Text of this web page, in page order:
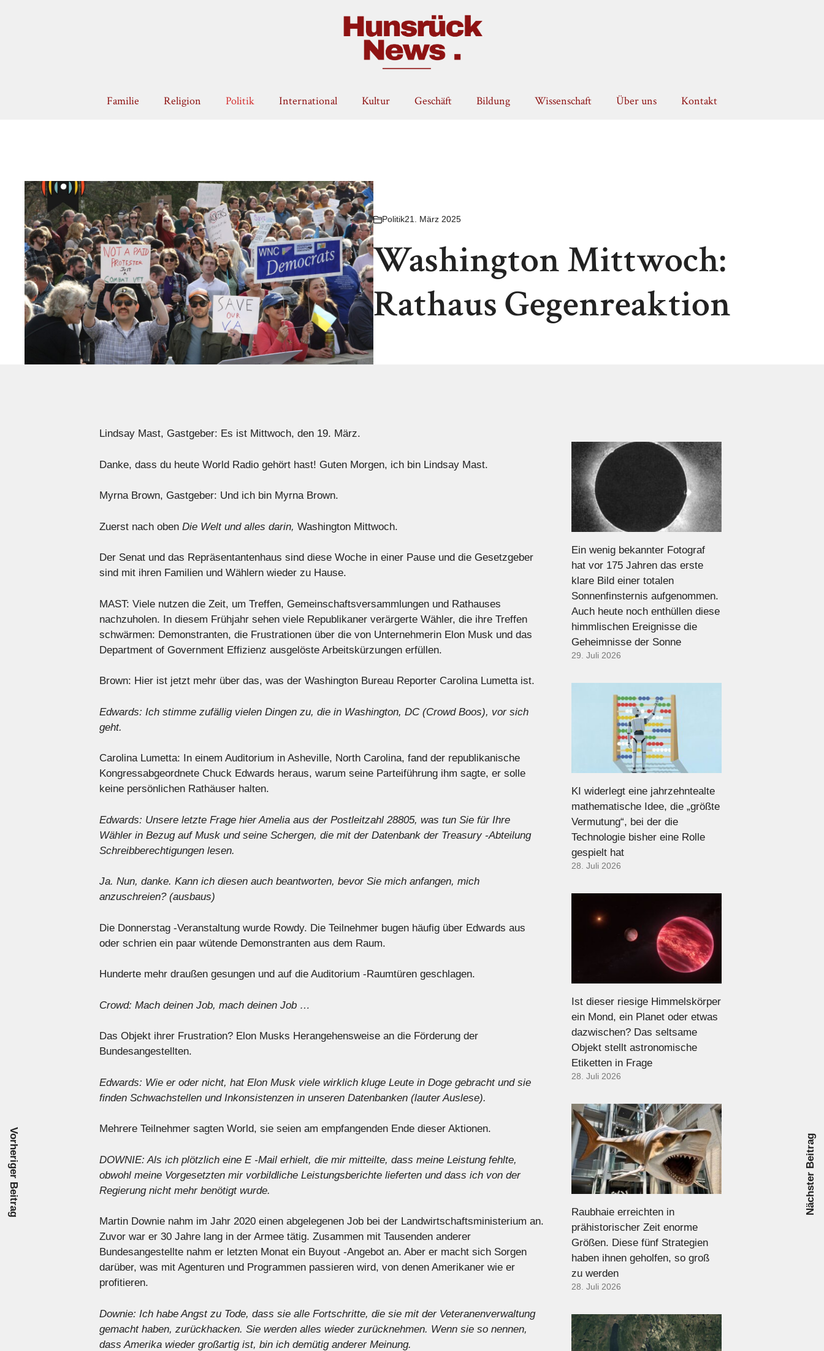
Familie Religion Politik International Kultur Geschäft Bildung Wissenschaft Über uns Kontakt
Politik21. März 2025
Washington Mittwoch:
Rathaus Gegenreaktion
Lindsay Mast, Gastgeber: Es ist Mittwoch, den 19. März.
Danke, dass du heute World Radio gehört hast! Guten Morgen, ich bin Lindsay Mast.
Myrna Brown, Gastgeber: Und ich bin Myrna Brown.
Zuerst nach oben Die Welt und alles darin, Washington Mittwoch.
Der Senat und das Repräsentantenhaus sind diese Woche in einer Pause und die Gesetzgeber
sind mit ihren Familien und Wählern wieder zu Hause.
MAST: Viele nutzen die Zeit, um Treffen, Gemeinschaftsversammlungen und Rathauses
nachzuholen. In diesem Frühjahr sehen viele Republikaner verärgerte Wähler, die ihre Treffen
schwärmen: Demonstranten, die Frustrationen über die von Unternehmerin Elon Musk und das
Department of Government Effizienz ausgelöste Arbeitskürzungen erfüllen.
Brown: Hier ist jetzt mehr über das, was der Washington Bureau Reporter Carolina Lumetta ist.
Edwards: Ich stimme zufällig vielen Dingen zu, die in Washington, DC (Crowd Boos), vor sich
geht.
Carolina Lumetta: In einem Auditorium in Asheville, North Carolina, fand der republikanische
Kongressabgeordnete Chuck Edwards heraus, warum seine Parteiführung ihm sagte, er solle
keine persönlichen Rathäuser halten.
Edwards: Unsere letzte Frage hier Amelia aus der Postleitzahl 28805, was tun Sie für Ihre
Wähler in Bezug auf Musk und seine Schergen, die mit der Datenbank der Treasury -Abteilung
Schreibberechtigungen lesen.
Ja. Nun, danke. Kann ich diesen auch beantworten, bevor Sie mich anfangen, mich
anzuschreien? (ausbaus)
Die Donnerstag -Veranstaltung wurde Rowdy. Die Teilnehmer bugen häufig über Edwards aus
oder schrien ein paar wütende Demonstranten aus dem Raum.
Hunderte mehr draußen gesungen und auf die Auditorium -Raumtüren geschlagen.
Crowd: Mach deinen Job, mach deinen Job …
Das Objekt ihrer Frustration? Elon Musks Herangehensweise an die Förderung der
Bundesangestellten.
Edwards: Wie er oder nicht, hat Elon Musk viele wirklich kluge Leute in Doge gebracht und sie
finden Schwachstellen und Inkonsistenzen in unseren Datenbanken (lauter Auslese).
Mehrere Teilnehmer sagten World, sie seien am empfangenden Ende dieser Aktionen.
DOWNIE: Als ich plötzlich eine E -Mail erhielt, die mir mitteilte, dass meine Leistung fehlte,
obwohl meine Vorgesetzten mir vorbildliche Leistungsberichte lieferten und dass ich von der
Regierung nicht mehr benötigt wurde.
Martin Downie nahm im Jahr 2020 einen abgelegenen Job bei der Landwirtschaftsministerium an.
Zuvor war er 30 Jahre lang in der Armee tätig. Zusammen mit Tausenden anderer
Bundesangestellte nahm er letzten Monat ein Buyout -Angebot an. Aber er macht sich Sorgen
darüber, was mit Agenturen und Programmen passieren wird, von denen Amerikaner wie er
profitieren.
Downie: Ich habe Angst zu Tode, dass sie alle Fortschritte, die sie mit der Veteranenverwaltung
gemacht haben, zurückhacken. Sie werden alles wieder zurücknehmen. Wenn sie so nennen,
dass Amerika wieder großartig ist, bin ich demütig anderer Meinung.
Vorheriger Beitrag Nächster Beitrag
Ein wenig bekannter Fotograf
hat vor 175 Jahren das erste
klare Bild einer totalen
Sonnenfinsternis aufgenommen.
Auch heute noch enthüllen diese
himmlischen Ereignisse die
Geheimnisse der Sonne
29. Juli 2026
KI widerlegt eine jahrzehntealte
mathematische Idee, die „größte
Vermutung“, bei der die
Technologie bisher eine Rolle
gespielt hat
28. Juli 2026
Ist dieser riesige Himmelskörper
ein Mond, ein Planet oder etwas
dazwischen? Das seltsame
Objekt stellt astronomische
Etiketten in Frage
28. Juli 2026
Raubhaie erreichten in
prähistorischer Zeit enorme
Größen. Diese fünf Strategien
haben ihnen geholfen, so groß
zu werden
28. Juli 2026